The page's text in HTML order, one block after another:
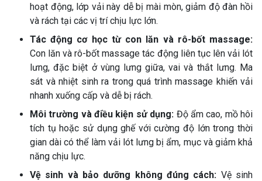
hoạt động, lớp vải này dễ bị mài mòn, giảm độ đàn hồi
và rách tại các vị trí chịu lực lớn.
Tác động cơ học từ con lăn và rô-bốt massage:
Con lăn và rô-bốt massage tác động liên tục lên vải lót
lưng, đặc biệt ở vùng lưng giữa, vai và thắt lưng. Ma
sát và nhiệt sinh ra trong quá trình massage khiến vải
nhanh xuống cấp và dễ bị rách.
Môi trường và điều kiện sử dụng: Độ ẩm cao, mồ hôi
tích tụ hoặc sử dụng ghế với cường độ lớn trong thời
gian dài có thể làm vải lót lưng bị ẩm, mục và giảm khả
năng chịu lực.
Vệ sinh và bảo dưỡng không đúng cách: Vệ sinh